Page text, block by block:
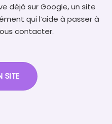
déjà sur Google, un site
qui l’aide à passer à
contacter.
SITE